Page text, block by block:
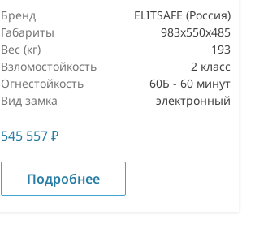
Бренд
ELITSAFE (Россия)
Габариты
983x550x485
Вес (кг)
193
Взломостойкость
2 класс
Огнестойкость
60Б - 60 минут
Вид замка
электронный
545 557₽
Подробнее